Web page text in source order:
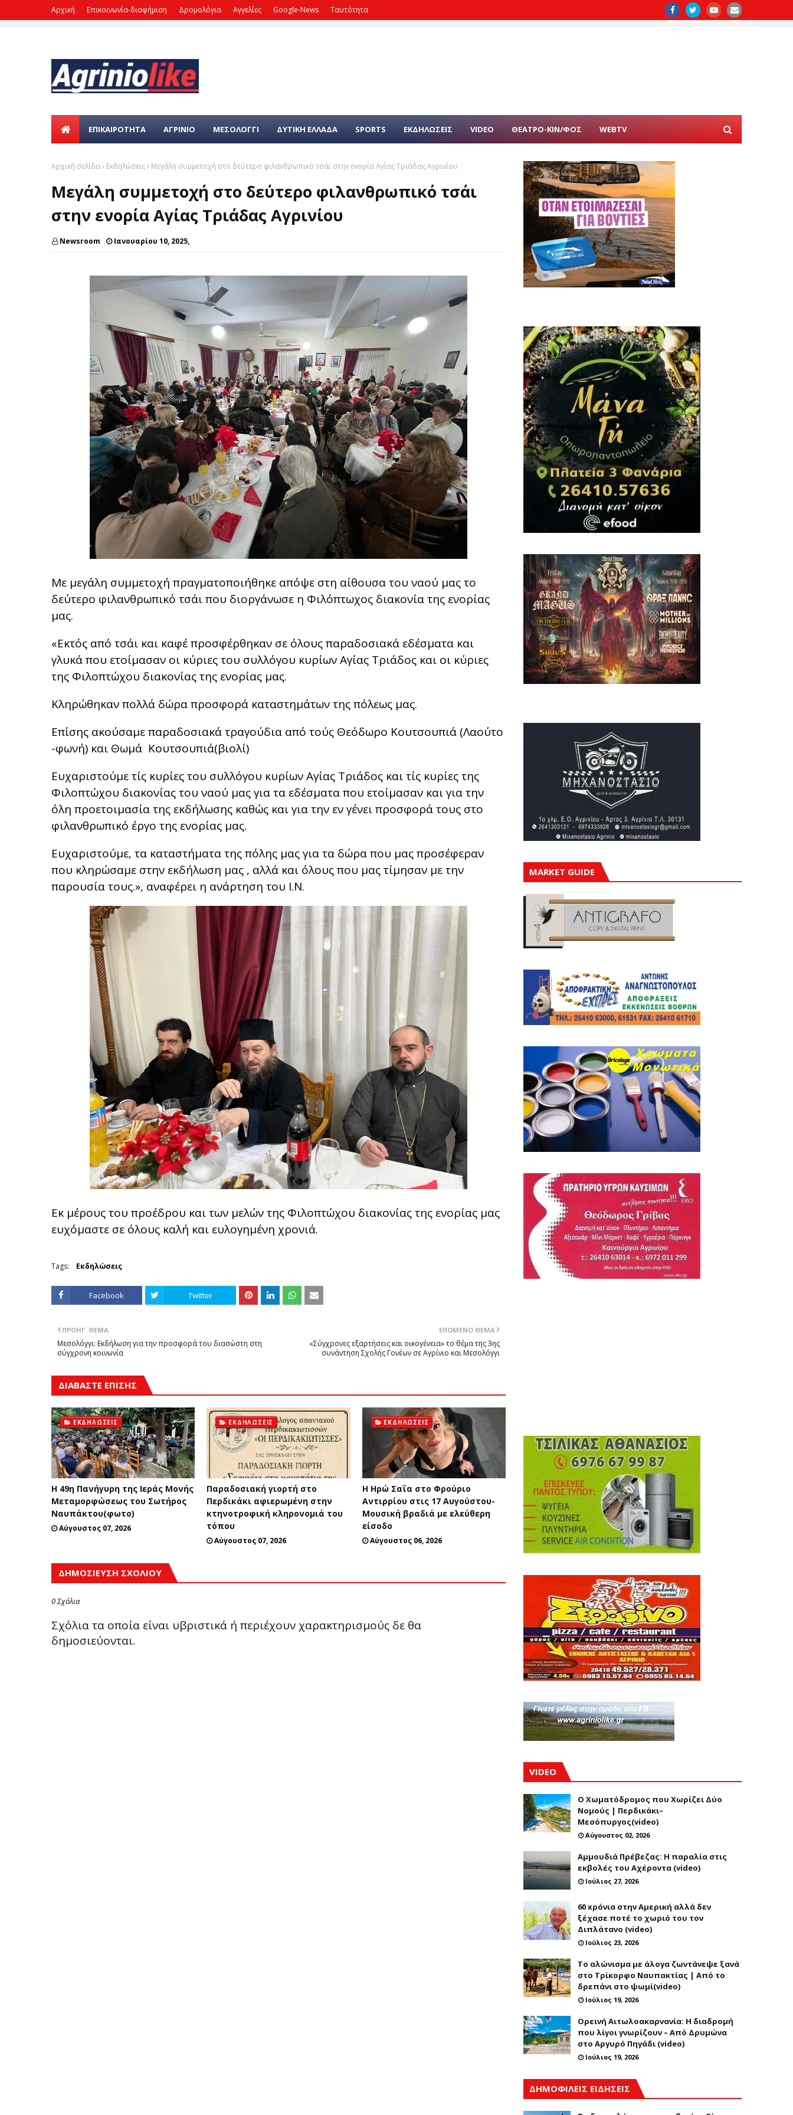
Αρχική Επικοινωνία-διαφήμιση Δρομολόγια Αγγελίες Google-News Ταυτότητα
ΕΠΙΚΑΙΡΌΤΗΤΑ ΑΓΡΙΝΙΟ ΜΕΣΟΛΟΓΓΙ ΔΥΤΙΚΗ ΕΛΛΑΔΑ SPORTS ΕΚΔΗΛΩΣΕΙΣ VIDEO ΘΕΑΤΡΟ-ΚΙΝ/ΦΟΣ WEBTV
Αρχική σελίδα Εκδηλώσεις Μεγάλη συμμετοχή στο δεύτερο φιλανθρωπικό τσάι στην ενορία Αγίας Τριάδας Αγρινίου
Μεγάλη συμμετοχή στο δεύτερο φιλανθρωπικό τσάι
στην ενορία Αγίας Τριάδας Αγρινίου
Newsroom Ιανουαρίου 10, 2025,
Με μεγάλη συμμετοχή πραγματοποιήθηκε απόψε στη αίθουσα του ναού μας το
δεύτερο φιλανθρωπικό τσάι που διοργάνωσε η Φιλόπτωχος διακονία της ενορίας
μας.
«Εκτός από τσάι και καφέ προσφέρθηκαν σε όλους παραδοσιακά εδέσματα και
γλυκά που ετοίμασαν οι κύριες του συλλόγου κυρίων Αγίας Τριάδος και οι κύριες
της Φιλοπτώχου διακονίας της ενορίας μας.
Κληρώθηκαν πολλά δώρα προσφορά καταστημάτων της πόλεως μας.
Επίσης ακούσαμε παραδοσιακά τραγούδια από τούς Θεόδωρο Κουτσουπιά (Λαούτο
-φωνή) και Θωμά Κουτσουπιά(βιολί)
Ευχαριστούμε τίς κυρίες του συλλόγου κυρίων Αγίας Τριάδος και τίς κυρίες της
Φιλοπτώχου διακονίας του ναού μας για τα εδέσματα που ετοίμασαν και για την
όλη προετοιμασία της εκδήλωσης καθώς και για την εν γένει προσφορά τους στο
φιλανθρωπικό έργο της ενορίας μας.
Ευχαριστούμε, τα καταστήματα της πόλης μας για τα δώρα που μας προσέφεραν
που κληρώσαμε στην εκδήλωση μας , αλλά και όλους που μας τίμησαν με την
παρουσία τους.», αναφέρει η ανάρτηση του Ι.Ν.
Εκ μέρους του προέδρου και των μελών της Φιλοπτώχου διακονίας της ενορίας μας
ευχόμαστε σε όλους καλή και ευλογημένη χρονιά.
Tags: Εκδηλώσεις
Facebook Twitter
ΕΠΌΜΕΝΟ ΘΈΜΑ
«Σύγχρονες εξαρτήσεις και οικογένεια» το θέμα της 3ης
συνάντηση Σχολής Γονέων σε Αγρίνιο και Μεσολόγγι
ΠΡΟΗΓ. ΘΈΜΑ
Μεσολόγγι: Εκδήλωση για την προσφορά του διασώστη στη
σύγχρονη κοινωνία
ΔΙΑΒΑΣΤΕ ΕΠΙΣΗΣ
ΕΚΔΗΛΏΣΕΙΣ
Η 49η Πανήγυρη της Ιεράς Μονής
Μεταμορφώσεως του Σωτήρος
Ναυπάκτου(φωτο)
Αύγουστος 07, 2026
ΕΚΔΗΛΏΣΕΙΣ
Παραδοσιακή γιορτή στο
Περδικάκι αφιερωμένη στην
κτηνοτροφική κληρονομιά του
τόπου
Αύγουστος 07, 2026
ΕΚΔΗΛΏΣΕΙΣ
Η Ηρώ Σαΐα στο Φρούριο
Αντιρρίου στις 17 Αυγούστου-
Μουσική βραδιά με ελεύθερη
είσοδο
Αύγουστος 06, 2026
ΔΗΜΟΣΊΕΥΣΗ ΣΧΟΛΊΟΥ
0 Σχόλια
Σχόλια τα οποία είναι υβριστικά ή περιέχουν χαρακτηρισμούς δε θα
δημοσιεύονται.
MARKET GUIDE
VIDEO
Ο Χωματόδρομος που Χωρίζει Δύο
Νομούς | Περδικάκι–
Μεσόπυργος(video)
Αύγουστος 02, 2026
Αμμουδιά Πρέβεζας: Η παραλία στις
εκβολές του Αχέροντα (video)
Ιούλιος 27, 2026
60 xρόνια στην Αμερική αλλά δεν
ξέχασε ποτέ το χωριό του τον
Διπλάτανο (video)
Ιούλιος 23, 2026
Το αλώνισμα με άλογα ζωντάνεψε ξανά
στο Τρίκορφο Ναυπακτίας | Από το
δρεπάνι στο ψωμί(video)
Ιούλιος 19, 2026
Ορεινή Αιτωλοακαρνανία: Η διαδρομή
που λίγοι γνωρίζουν – Από Δρυμώνα
στο Αργυρό Πηγάδι (video)
Ιούλιος 19, 2026
ΔΗΜΟΦΙΛΕΙΣ ΕΙΔΗΣΕΙΣ